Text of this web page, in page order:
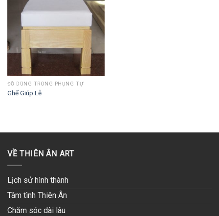
ĐỒ DÙNG TRONG PHỤNG TỰ
Ghế Giúp Lễ
VỀ THIÊN ÂN ART
Lịch sử hình thành
Tâm tình Thiên Ân
Chăm sóc dài lâu